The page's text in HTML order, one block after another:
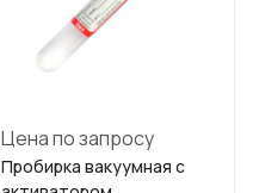
Цена по запросу
Пробирка вакуумная с